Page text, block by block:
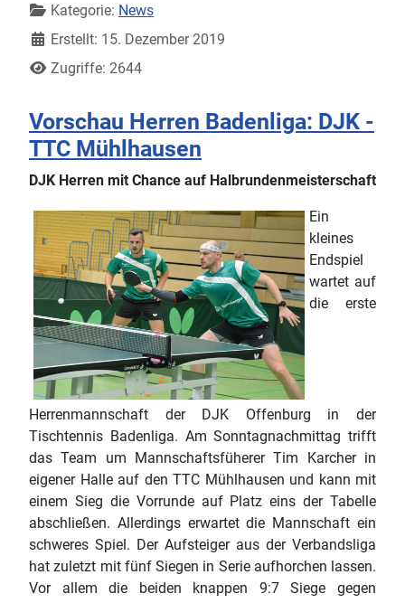
Kategorie: News
Erstellt: 15. Dezember 2019
Zugriffe: 2644
Vorschau Herren Badenliga: DJK -
TTC Mühlhausen
DJK Herren mit Chance auf Halbrundenmeisterschaft
Ein
kleines
Endspiel
wartet auf
die erste
Herrenmannschaft der DJK Offenburg in der
Tischtennis Badenliga. Am Sonntagnachmittag trifft
das Team um Mannschaftsfüherer Tim Karcher in
eigener Halle auf den TTC Mühlhausen und kann mit
einem Sieg die Vorrunde auf Platz eins der Tabelle
abschließen. Allerdings erwartet die Mannschaft ein
schweres Spiel. Der Aufsteiger aus der Verbandsliga
hat zuletzt mit fünf Siegen in Serie aufhorchen lassen.
Vor allem die beiden knappen 9:7 Siege gegen